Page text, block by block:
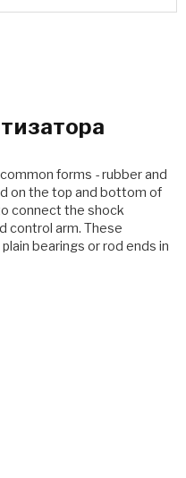
forms - rubber and
on the top and bottom of
connect the shock
control arm. These
bearings or rod ends in